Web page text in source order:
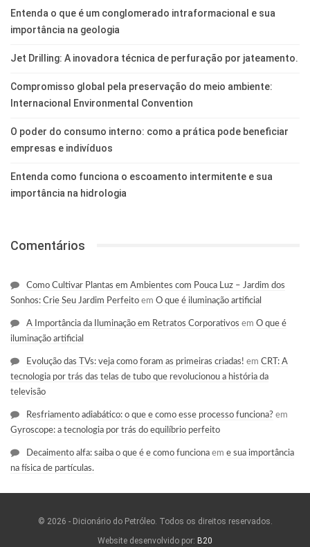
Entenda o que é um conglomerado intraformacional e sua
importância na geologia
Jet Drilling: A inovadora técnica de perfuração por jateamento.
Compromisso global pela preservação do meio ambiente:
Internacional Environmental Convention
O poder do consumo interno: como a prática pode beneficiar
empresas e indivíduos
Entenda como funciona o escoamento intermitente e sua
importância na hidrologia
Comentários
Como Cultivar Plantas em Ambientes com Pouca Luz – Jardim dos
Sonhos: Crie Seu Jardim Perfeito em O que é iluminação artificial
A Importância da Iluminação em Retratos Corporativos em O que é
iluminação artificial
Evolução das TVs: veja como foram as primeiras criadas! em CRT: A
tecnologia por trás das telas de tubo que revolucionou a história da
televisão
Resfriamento adiabático: o que e como esse processo funciona? em
Gyroscope: a tecnologia por trás do equilíbrio perfeito
Decaimento alfa: saiba o que é e como funciona em e sua importância
na física de partículas.
© 2026 - Dicionário do Petróleo. Todos os direitos reservados.
Website desenvolvido por: B20